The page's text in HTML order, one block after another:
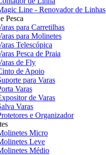
Line - Renovador de Linhas
Pesca
para Carretilhas
para Molinetes
Telescópica
Pesca de Praia
de Fly
de Apoio
para Varas
Varas
de Varas
Varas
e Organizador
Micro
Leve
Médio